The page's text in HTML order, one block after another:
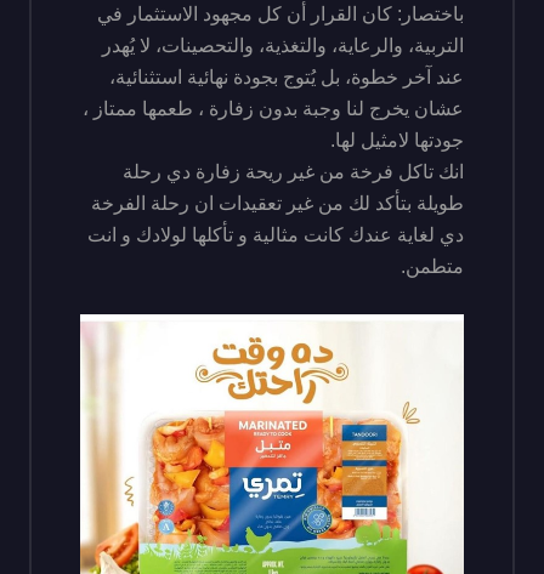
باختصار: كان القرار أن كل مجهود الاستثمار في
التربية، والرعاية، والتغذية، والتحصينات، لا يُهدر
عند آخر خطوة، بل يُتوج بجودة نهائية استثنائية،
عشان يخرج لنا وجبة بدون زفارة ، طعمها ممتاز ،
جودتها لامثيل لها.
انك تاكل فرخة من غير ريحة زفارة دي رحلة
طويلة بتأكد لك من غير تعقيدات ان رحلة الفرخة
دي لغاية عندك كانت مثالية و تأكلها لولادك و انت
متطمن.